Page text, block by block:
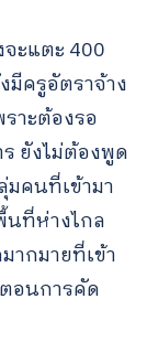
ะแตะ 400
มีครูอัตราจ้าง
าะต้องรอ
ยังไม่ต้องพูด
คนที่เข้ามา
นที่ห่างไกล
ากมายที่เข้า
อนการคัด